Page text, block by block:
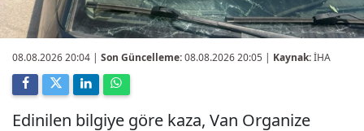
08.08.2026 20:04 | Son Güncelleme:08.08.2026 20:05 | Kaynak:İHA
Edinilen bilgiye göre kaza, Van Organize